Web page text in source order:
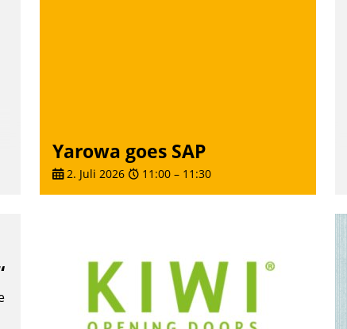
Yarowa goes SAP
2. Juli 2026 11:00 – 11:30